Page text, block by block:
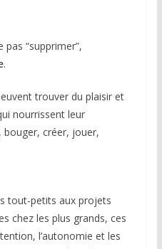
“supprimer”,
.
trouver du plaisir et
nourrissent leur
bouger, créer, jouer,
tout-petits aux projets
chez les plus grands, ces
l’autonomie et les